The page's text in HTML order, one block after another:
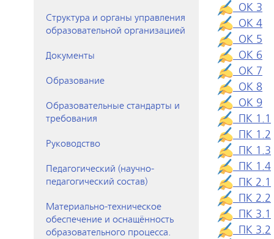
Структура и органы управления
образовательной организацией
Документы
Образование
Образовательные стандарты и
требования
Руководство
Педагогический (научно-
педагогический состав)
Материально-техническое
обеспечение и оснащённость
образовательного процесса.
ОК 3
ОК 4
ОК 5
ОК 6
ОК 7
ОК 8
ОК 9
ПК 1.1
ПК 1.2
ПК 1.3
ПК 1.4
ПК 2.1
ПК 2.2
ПК 3.1
ПК 3.2